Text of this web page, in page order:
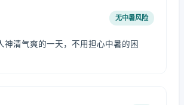
无中暑风险
神清气爽的一天，不用担心中暑的困